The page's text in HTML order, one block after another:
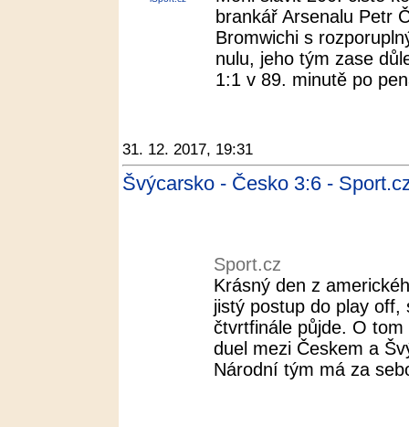
brankář Arsenalu Petr
Bromwichi s
nulu, jeho tým zase
1:1 v 89. minutě po
31. 12. 2017, 19:31
Švýcarsko - Česko 3:6 -
Sport.cz
Krásný den z
jistý postup do play
čtvrtfinále půjde. O
duel mezi Českem a
Národní tým má za